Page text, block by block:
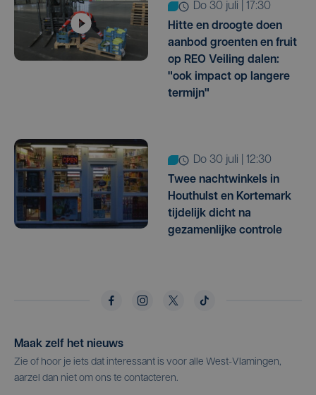
do 30 juli | 17:30
Hitte en droogte doen
aanbod groenten en fruit
op REO Veiling dalen:
"ook impact op langere
termijn"
do 30 juli | 12:30
Twee nachtwinkels in
Houthulst en Kortemark
tijdelijk dicht na
gezamenlijke controle
Maak zelf het nieuws
Zie of hoor je iets dat interessant is voor alle West-Vlamingen,
aarzel dan niet om ons te contacteren.